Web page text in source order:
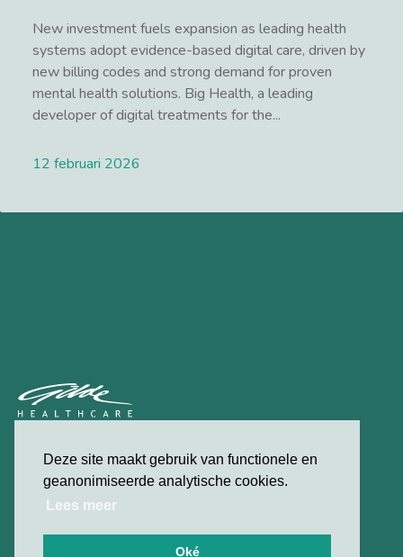
Deze site maakt gebruik van functionele en
geanonimiseerde analytische cookies.
Lees meer
Oké
New investment fuels expansion as leading health
systems adopt evidence-based digital care, driven by
new billing codes and strong demand for proven
mental health solutions. Big Health, a leading
developer of digital treatments for the...
12 februari 2026
contact
© 2026 Gilde Healthcare